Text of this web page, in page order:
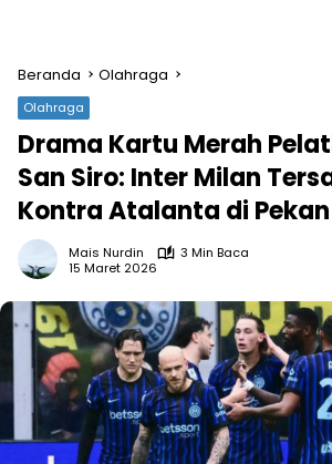
Beranda Olahraga
Olahraga
Drama Kartu Merah
San Siro: Inter Milan
Kontra Atalanta di
Mais Nurdin
3 Min Baca
15 Maret 2026